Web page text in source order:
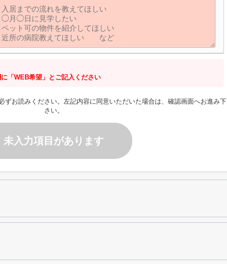
「WEB希望」とご記入ください
ずお読みください。左記内容に同意いただいた場合は、確認画面へお進み下
さい。
未入力項目があります